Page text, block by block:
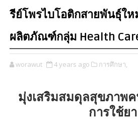
รีย์โพรไบโอติกสายพันธุ์ใ
ผลิตภัณฑ์กลุ่ม Health
worawut 4 years ago การศึกษา,
มุ่งเสริมสมดุลสุขภาพ
การใช้ยา